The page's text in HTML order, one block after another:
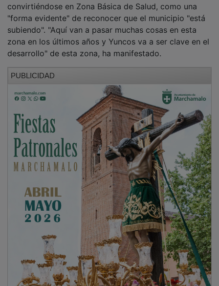
"forma evidente" de reconocer que el municipio "está
subiendo". "Aquí van a pasar muchas cosas en esta
zona en los últimos años y Yuncos va a ser clave en el
desarrollo" de esta zona, ha manifestado.